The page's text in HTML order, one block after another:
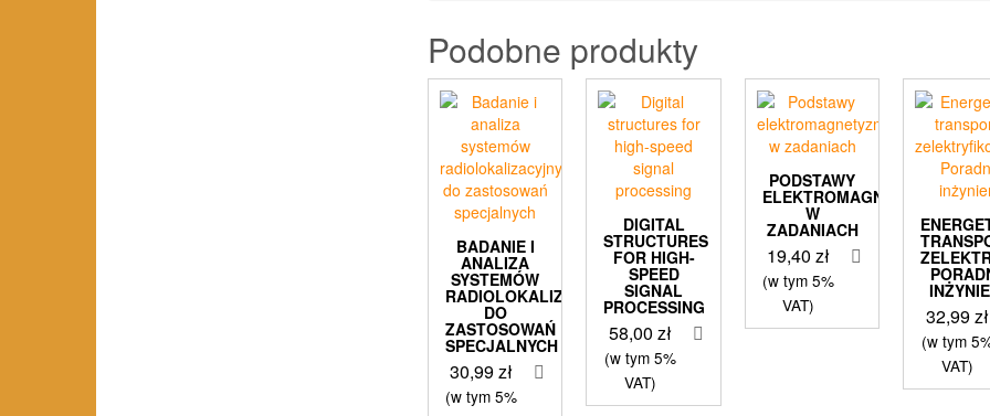
Podobne produkty
BADANIE I
ANALIZA
SYSTEMÓW
RADIOLOKALIZACYJNYCH
DO
ZASTOSOWAŃ
SPECJALNYCH
30,99zł
(w tym 5%
DIGITAL
STRUCTURES
FOR HIGH-
SPEED
SIGNAL
PROCESSING
58,00 zł
(w tym 5%
VAT)
PODSTAWY
ELEKTROMAGNETYZMU
W
ZADANIACH
19,40zł
(w tym 5%
VAT)
32,99zł
(w tym
VAT)